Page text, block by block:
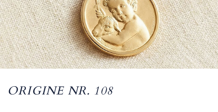
ORIGINE NR. 108